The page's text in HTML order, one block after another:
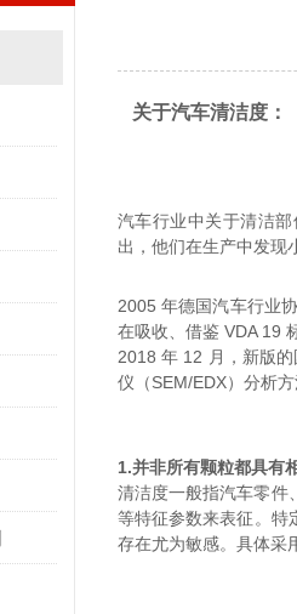
关于汽车清洁度：
汽车行业中关于清洁部
出，他们在生产中发
2005 年德国汽车行业协
在吸收、借鉴 VDA
2018 年 12 月，新版
仪（SEM/EDX）分析方
1.并非所有颗粒都具有
清洁度一般指汽车零件
等特征参数来表征。
存在尤为敏感。具体